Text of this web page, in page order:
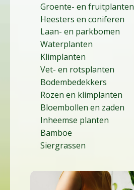
Groente- en fruitplanten
Heesters en coniferen
Laan- en parkbomen
Waterplanten
Klimplanten
Vet- en rotsplanten
Bodembedekkers
Rozen en klimplanten
Bloembollen en zaden
Inheemse planten
Bamboe
Siergrassen